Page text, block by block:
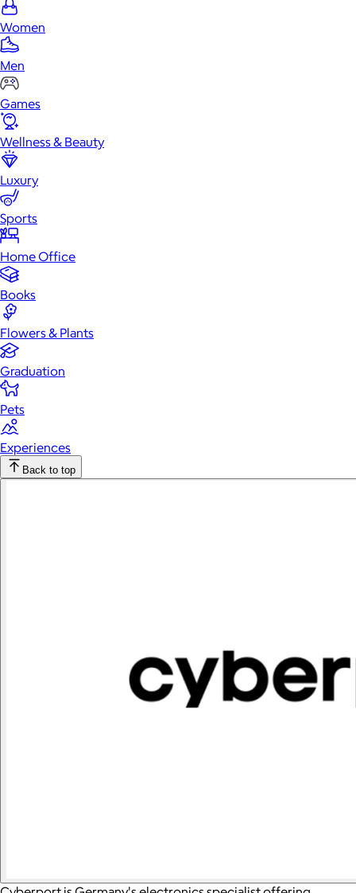
Women
Men
Games
Wellness & Beauty
Luxury
Sports
Home Office
Books
Flowers & Plants
Graduation
Pets
Experiences
Back to top